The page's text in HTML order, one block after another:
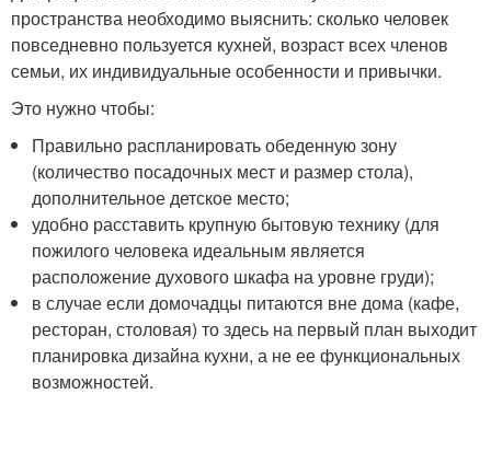
пространства необходимо выяснить: сколько человек
повседневно пользуется кухней, возраст всех членов
семьи, их индивидуальные особенности и привычки.
Это нужно чтобы:
Правильно распланировать обеденную зону
(количество посадочных мест и размер стола),
дополнительное детское место;
удобно расставить крупную бытовую технику (для
пожилого человека идеальным является
расположение духового шкафа на уровне груди);
в случае если домочадцы питаются вне дома (кафе,
ресторан, столовая) то здесь на первый план выходит
планировка дизайна кухни, а не ее функциональных
возможностей.